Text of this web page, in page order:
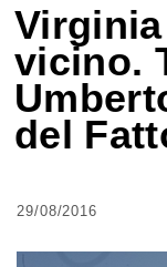
vicino.
del
29/08/2016